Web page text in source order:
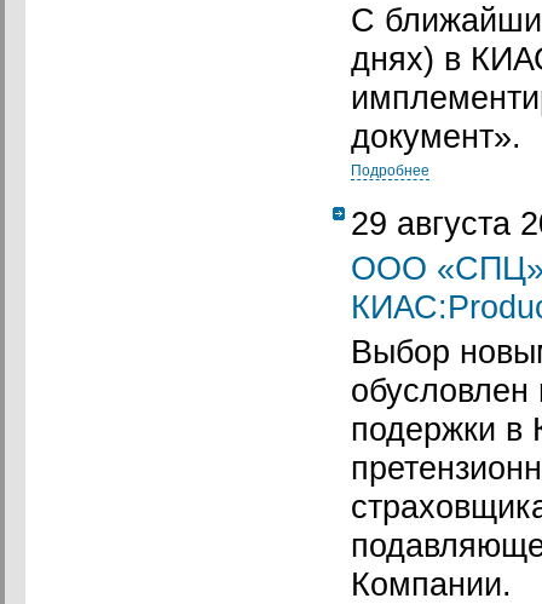
С
днях) в
документ».
Подробнее
29 августа
ООО «СПЦ»
Выбор
подержки в
Компании.